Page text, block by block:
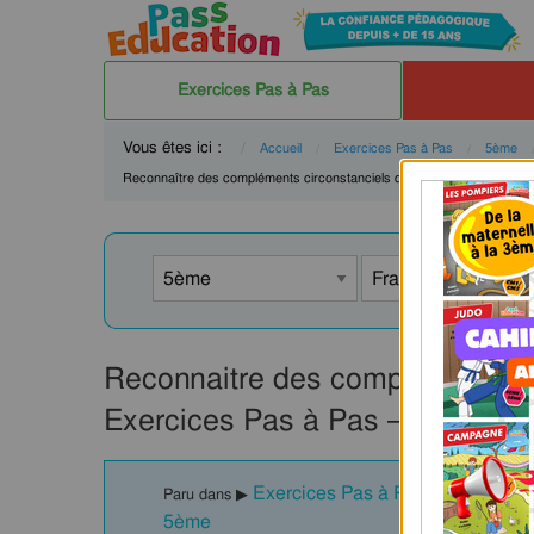
Exercices Pas à Pas
Vous êtes ici : Accueil Exercices Pas à Pas 5ème
Current:
Reconnaître des compléments circonstanciels de manière
Reconnaitre des compléments
Exercices Pas à Pas – Cycle 4
Paru dans ▶ Exercices Pas à Pas :
5ème